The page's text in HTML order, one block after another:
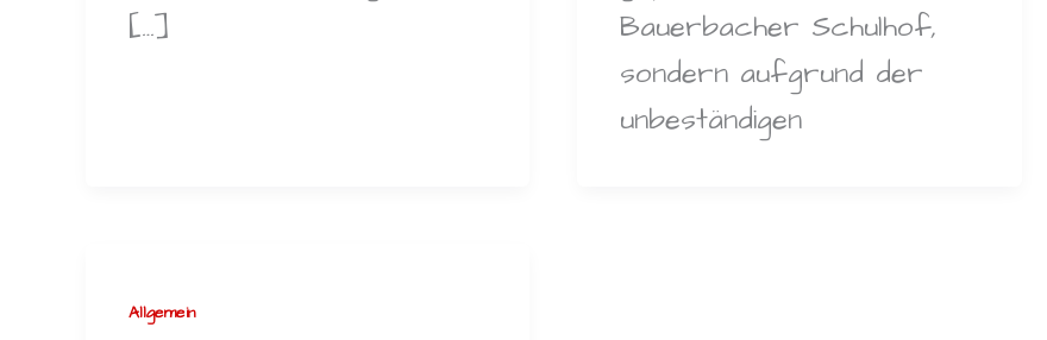
[…]
Bauerbacher Schulhof,
sondern aufgrund der
unbeständigen
Allgemein